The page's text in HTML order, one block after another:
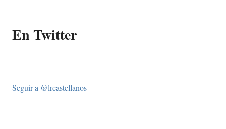
En Twitter
Seguir a @lrcastellanos